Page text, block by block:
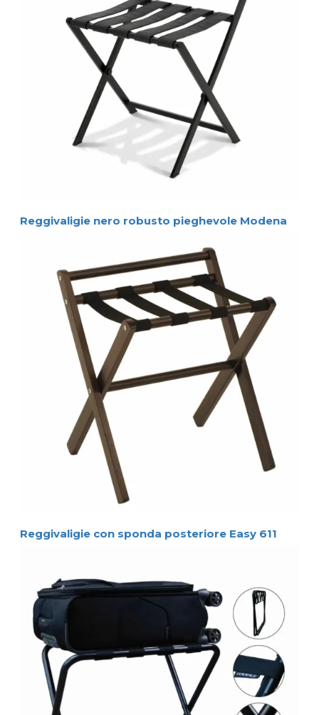
Reggivaligie nero robusto pieghevole Modena
Reggivaligie con sponda posteriore Easy 611